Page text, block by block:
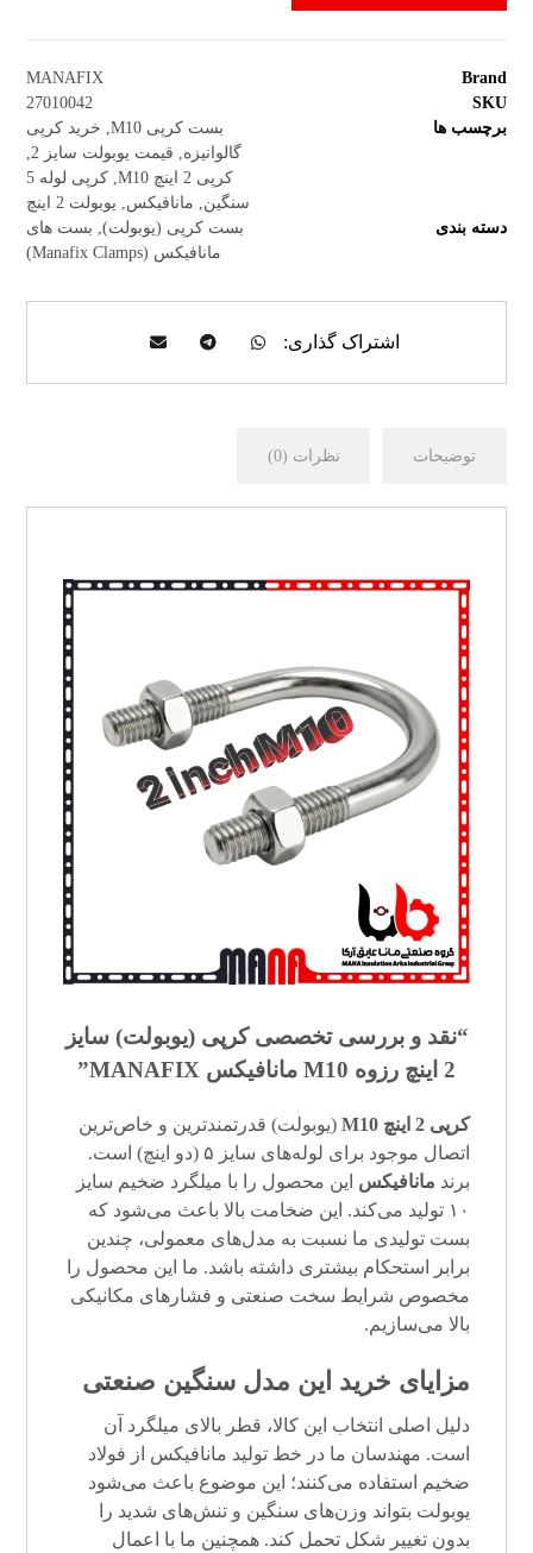
Brand
MANAFIX
SKU
27010042
برچسب ها
بست کرپی M10 , خرید کرپی
گالوانیزه
قیمت یوبولت سایز 2
کرپی 2 اینچ M10
,
کرپی لوله 5
سنگین
مانافیکس
یوبولت 2 اینچ
دسته بندی
بست کرپی (یوبولت), بست های
مانافیکس (Manafix Clamps)
توضیحات نظرات (0)
“نقد و بررسی تخصصی کرپی (یوبولت) سایز
2 اینچ رزوه M10 مانافیکس MANAFIX”
کرپی 2 اینچ M10
(یوبولت) قدرتمندترین و خاص‌ترین
اتصال موجود برای لوله‌های سایز ۵ (دو اینچ) است.
برند مانافیکس این محصول را با میلگرد ضخیم سایز
۱۰ تولید می‌کند. این ضخامت بالا باعث می‌شود که
بست تولیدی ما نسبت به مدل‌های معمولی، چندین
برابر استحکام بیشتری داشته باشد. ما این محصول را
مخصوص شرایط سخت صنعتی و فشارهای مکانیکی
بالا می‌سازیم.
مزایای خرید این مدل سنگین صنعتی
دلیل اصلی انتخاب این کالا، قطر بالای میلگرد آن
است. مهندسان ما در خط تولید مانافیکس از فولاد
ضخیم استفاده می‌کنند؛ این موضوع باعث می‌شود
یوبولت بتواند وزن‌های سنگین و تنش‌های شدید را
بدون تغییر شکل تحمل کند. همچنین ما با اعمال